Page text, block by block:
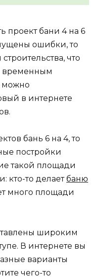
проект бани 4 на 6
ошибки, то
что
временным
можно
в интернете
бань 6 на 4, то
постройки
такой площади
кто-то делаетбаню
много площади
широким
В интернете вы
варианты
чего-то